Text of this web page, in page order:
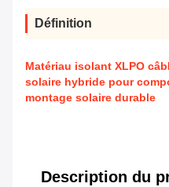
Définition
Matériau isolant XLPO
solaire hybride pour
montage solaire durable
Description du